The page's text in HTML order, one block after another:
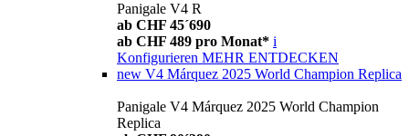
Panigale V4 R
ab CHF 45´690
ab CHF 489 pro Monat* i
Konfigurieren MEHR ENTDECKEN
new V4 Márquez 2025 World Champion Replica
Panigale V4 Márquez 2025 World Champion
Replica